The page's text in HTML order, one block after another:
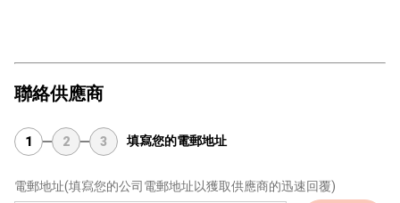
聯絡供應商
1 2 3 填寫您的電郵地址
電郵地址(填寫您的公司電郵地址以獲取供應商的迅速回覆)